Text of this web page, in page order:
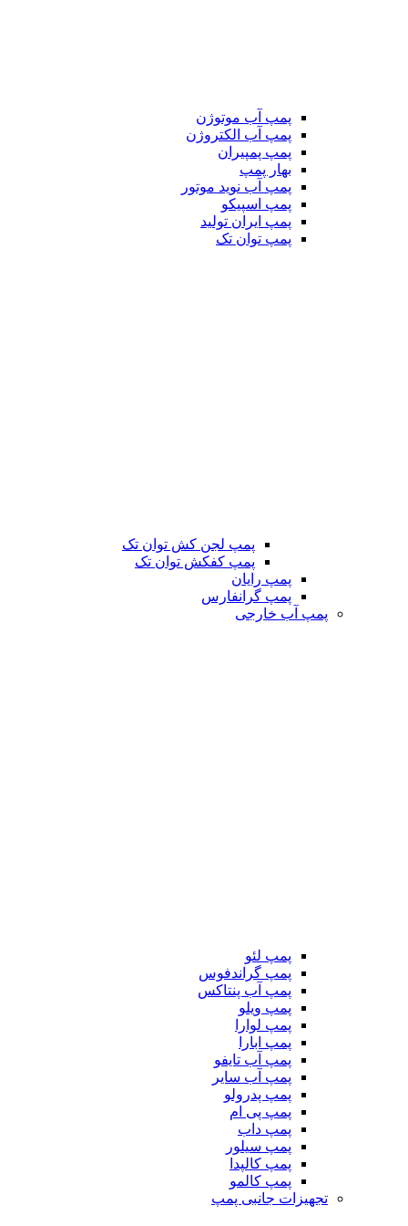
پمپ آب موتوژن
پمپ آب الکتروژن
پمپ پمپیران
بهار پمپ
پمپ آب نوید موتور
پمپ اسپیکو
پمپ ایران تولید
پمپ توان تک
پمپ لجن کش توان تک
پمپ کفکش توان تک
پمپ رایان
پمپ گرانفارس
پمپ آب خارجی
پمپ لئو
پمپ گراندفوس
پمپ آب پنتاکس
پمپ ویلو
پمپ لوارا
پمپ ابارا
پمپ آب تایفو
پمپ آب سایر
پمپ پدرولو
پمپ پی ام
پمپ داب
پمپ سیلور
پمپ کالپدا
پمپ کالمو
تجهیزات جانبی پمپ